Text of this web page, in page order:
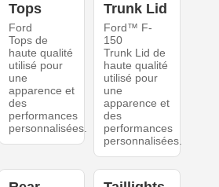
Tops
Ford
Tops de
haute qualité
utilisé pour
une
apparence et
des
performances
personnalisées.
Trunk Lid
Ford™ F-
150
Trunk Lid de
haute qualité
utilisé pour
une
apparence et
des
performances
personnalisées.